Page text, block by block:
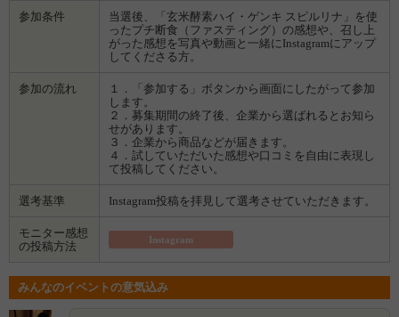
●原材料：玄米胚芽・表皮、大豆、玄米、スピルリナ、麹菌
参加条件
当選後、「玄米酵素ハイ・ゲンキ スピルリナ」を使
ったプチ断食（ファスティング）の感想や、召し上
がった感想を写真や動画と一緒にInstagramにアップ
してくださる方。
参加の流れ
１．「参加する」ボタンから画面にしたがって参加
します。
２．募集期間の終了後、企業から選ばれるとお知ら
せがあります。
３．企業から商品などが届きます。
４．試していただいた感想や口コミを自由に表現し
て投稿してください。
選考基準 Instagram投稿を拝見して選考させていただきます。
モニター感想
の投稿方法
Instagram
みんなのイベントの意気込み